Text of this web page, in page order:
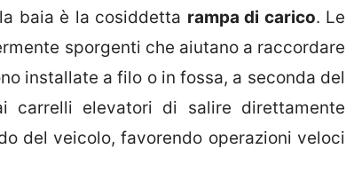
baia è la cosiddetta rampa di carico. Le
sporgenti che aiutano a raccordare
installate a filo o in fossa, a seconda del
carrelli elevatori di salire direttamente
del veicolo, favorendo operazioni veloci